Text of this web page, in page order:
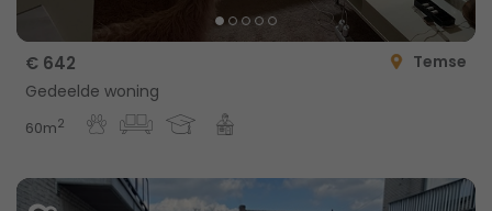
€ 642
Temse
Gedeelde woning
60m2